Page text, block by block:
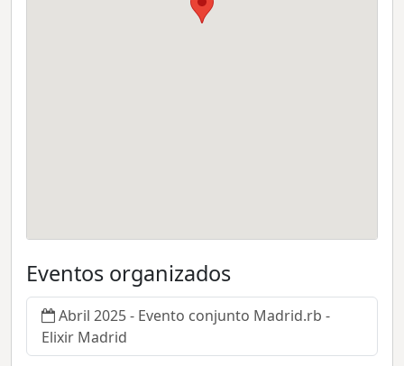
Eventos organizados
Abril 2025 - Evento conjunto Madrid.rb -
Elixir Madrid